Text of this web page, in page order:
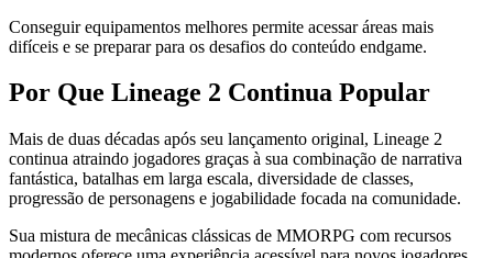
Conseguir equipamentos melhores permite acessar áreas mais
difíceis e se preparar para os desafios do conteúdo endgame.
Por Que Lineage 2 Continua Popular
Mais de duas décadas após seu lançamento original, Lineage 2
continua atraindo jogadores graças à sua combinação de narrativa
fantástica, batalhas em larga escala, diversidade de classes,
progressão de personagens e jogabilidade focada na comunidade.
Sua mistura de mecânicas clássicas de MMORPG com recursos